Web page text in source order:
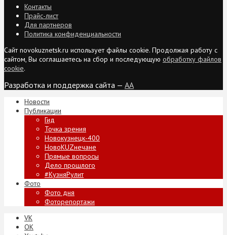
Контакты
Прайс-лист
Для партнеров
Политика конфиденциальности
Сайт novokuznetsk.ru использует файлы cookie. Продолжая работу с
сайтом, Вы соглашаетесь на сбор и последующую обработку файлов
cookie.
Разработка и поддержка сайта — AA
Новости
Публикации
Гид
Точка зрения
Новокузнецк-400
НовоKUZнечане
Прямые вопросы
Дело прошлого
#КузняРулит
Фото
Фото дня
Фоторепортажи
VK
ОК